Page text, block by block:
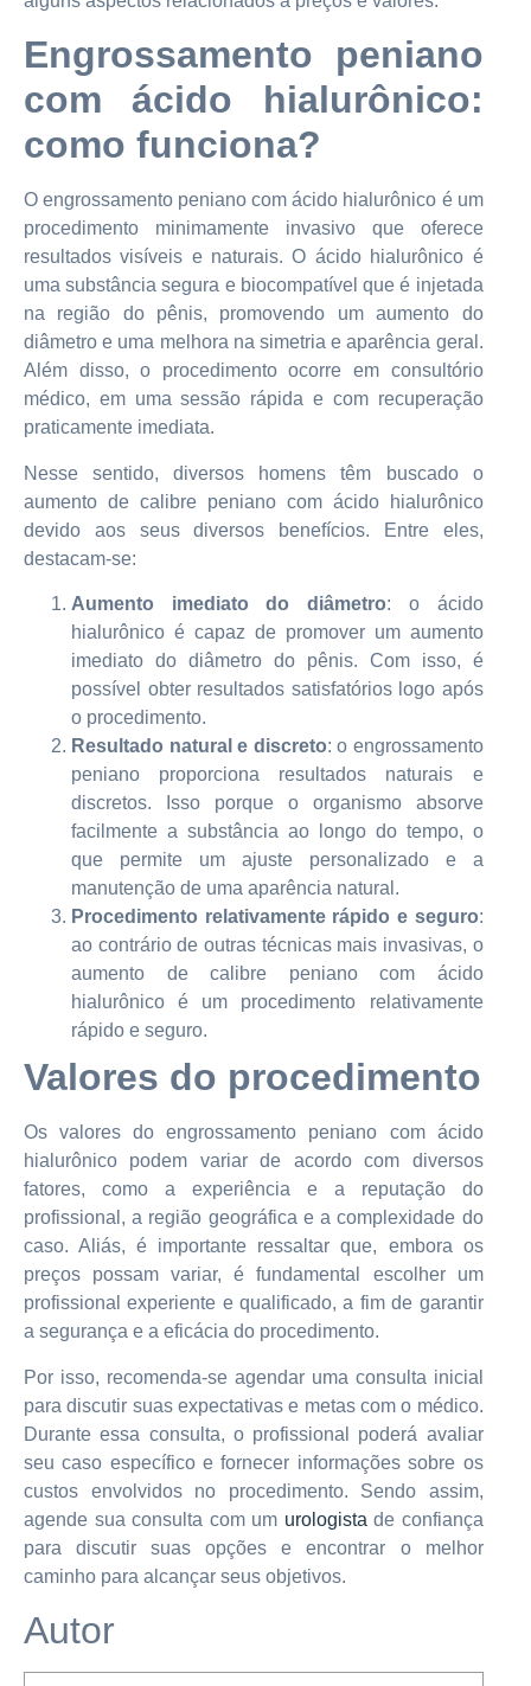
Engrossamento peniano
com ácido hialurônico:
como funciona?
O engrossamento peniano com ácido hialurônico é um
procedimento minimamente invasivo que oferece
resultados visíveis e naturais. O ácido hialurônico é
uma substância segura e biocompatível que é injetada
na região do pênis, promovendo um aumento do
diâmetro e uma melhora na simetria e aparência geral.
Além disso, o procedimento ocorre em consultório
médico, em uma sessão rápida e com recuperação
praticamente imediata.
Nesse sentido, diversos homens têm buscado o
aumento de calibre peniano com ácido hialurônico
devido aos seus diversos benefícios. Entre eles,
destacam-se:
Aumento imediato do diâmetro: o ácido
hialurônico é capaz de promover um aumento
imediato do diâmetro do pênis. Com isso, é
possível obter resultados satisfatórios logo após
o procedimento.
Resultado natural e discreto: o engrossamento
peniano proporciona resultados naturais e
discretos. Isso porque o organismo absorve
facilmente a substância ao longo do tempo, o
que permite um ajuste personalizado e a
manutenção de uma aparência natural.
Procedimento relativamente rápido e seguro:
ao contrário de outras técnicas mais invasivas, o
aumento de calibre peniano com ácido
hialurônico é um procedimento relativamente
rápido e seguro.
Valores do procedimento
Os valores do engrossamento peniano com ácido
hialurônico podem variar de acordo com diversos
fatores, como a experiência e a reputação do
profissional, a região geográfica e a complexidade do
caso. Aliás, é importante ressaltar que, embora os
preços possam variar, é fundamental escolher um
profissional experiente e qualificado, a fim de garantir
a segurança e a eficácia do procedimento.
Por isso, recomenda-se agendar uma consulta inicial
para discutir suas expectativas e metas com o médico.
Durante essa consulta, o profissional poderá avaliar
seu caso específico e fornecer informações sobre os
custos envolvidos no procedimento. Sendo assim,
agende sua consulta com um urologista de confiança
para discutir suas opções e encontrar o melhor
caminho para alcançar seus objetivos.
Autor